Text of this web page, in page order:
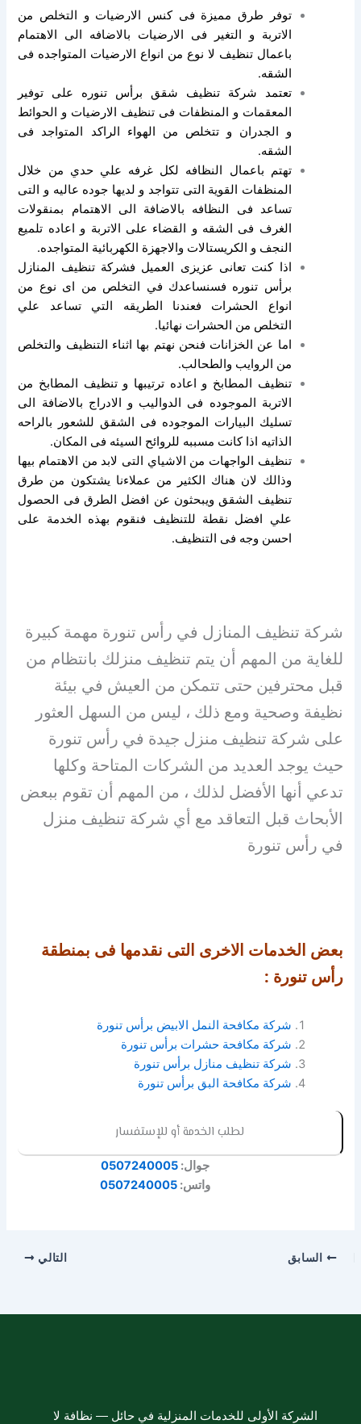
توفر طرق مميزة فى كنس الارضيات و التخلص من
الاتربة و التغير فى الارضيات بالاضافه الى الاهتمام
باعمال تنظيف لا نوع من انواع الارضيات المتواجده فى
الشقه.
تعتمد شركة تنظيف شقق برأس تنوره على توفير
المعقمات و المنظفات فى تنظيف الارضيات و الحوائط
و الجدران و تتخلص من الهواء الراكد المتواجد فى
الشقه.
تهتم باعمال النظافه لكل غرفه علي حدي من خلال
المنظفات القوية التى تتواجد و لديها جوده عاليه و التى
تساعد فى النظافه بالاضافة الى الاهتمام بمنقولات
الغرف فى الشقه و القضاء على الاتربة و اعاده تلميع
النجف و الكريستالات والاجهزة الكهربائية المتواجده.
اذا كنت تعانى عزيزى العميل فشركة تنظيف المنازل
برأس تنوره فسنساعدك في التخلص من اى نوع من
انواع الحشرات فعندنا الطريقه التي تساعد علي
التخلص من الحشرات نهائيا.
اما عن الخزانات فنحن نهتم بها اثناء التنظيف والتخلص
من الروايب والطحالب.
تنظيف المطابخ و اعاده ترتيبها و تنظيف المطابخ من
الاتربة الموجوده فى الدواليب و الادراج بالاضافة الى
تسليك البيارات الموجوده فى الشقق للشعور بالراحه
الذاتيه اذا كانت مسببه للروائح السيئه فى المكان.
تنظيف الواجهات من الاشياي التى لابد من الاهتمام بيها
وذالك لان هناك الكثير من عملاءنا يشتكون من طرق
تنظيف الشقق ويبحثون عن افضل الطرق فى الحصول
علي افضل نقطة للتنظيف فنقوم بهذه الخدمة على
احسن وجه فى التنظيف.
شركة تنظيف المنازل في رأس تنورة مهمة كبيرة
للغاية من المهم أن يتم تنظيف منزلك بانتظام من
قبل محترفين حتى تتمكن من العيش في بيئة
نظيفة وصحية ومع ذلك ، ليس من السهل العثور
على شركة تنظيف منزل جيدة في رأس تنورة
حيث يوجد العديد من الشركات المتاحة وكلها
تدعي أنها الأفضل لذلك ، من المهم أن تقوم ببعض
الأبحاث قبل التعاقد مع أي شركة تنظيف منزل
في رأس تنورة
بعض الخدمات الاخرى التى نقدمها فى بمنطقة
رأس تنورة :
شركة مكافحة النمل الابيض برأس تنورة
شركة مكافحة حشرات برأس تنورة
شركة تنظيف منازل برأس تنورة
شركة مكافحة البق برأس تنورة
لطلب الخدمة أو للإستفسار
جوال:0507240005
واتس:0507240005
السابق التالي
الشركة الأولى للخدمات المنزلية في حائل — نظافة لا